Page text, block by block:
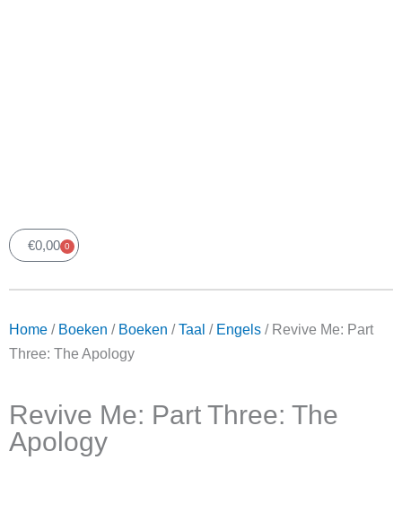
€0,00 0
Winkelwagen
Home / Boeken / Boeken /Taal / Engels / Revive Me: Part
Three: The Apology
Revive Me: Part Three: The
Apology